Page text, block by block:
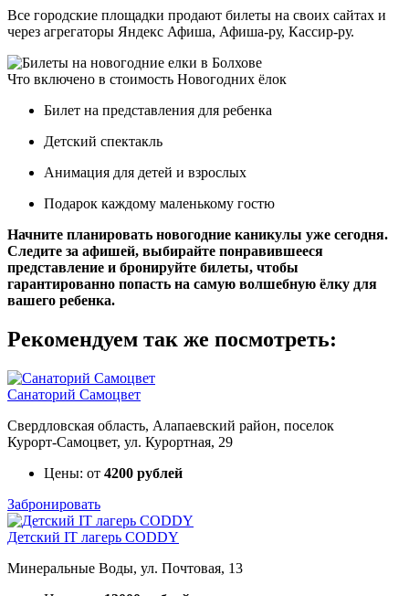
Все городские площадки продают билеты на своих сайтах и
через агрегаторы Яндекс Афиша, Афиша-ру, Кассир-ру.
Что включено в стоимость Новогодних ёлок
Билет на представления для ребенка
Детский спектакль
Анимация для детей и взрослых
Подарок каждому маленькому гостю
Начните планировать новогодние каникулы уже сегодня.
Следите за афишей, выбирайте понравившееся
представление и бронируйте билеты, чтобы
гарантированно попасть на самую волшебную ёлку для
вашего ребенка.
Рекомендуем так же посмотреть:
Санаторий Самоцвет
Свердловская область, Алапаевский район, поселок
Курорт‑Самоцвет, ул. Курортная, 29
Цены: от 4200 рублей
Забронировать
Детский IT лагерь CODDY
Минеральные Воды, ул. Почтовая, 13